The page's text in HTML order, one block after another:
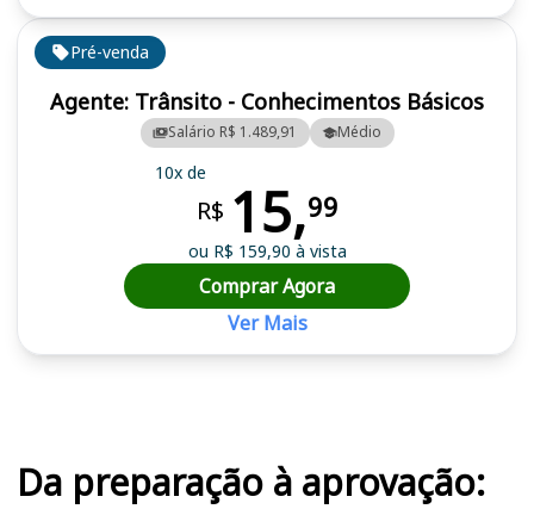
Pré-venda
Agente: Trânsito - Conhecimentos Básicos
Salário R$ 1.489,91 Médio
10x de
R$ 15,99
ou R$ 159,90 à vista
Comprar Agora
Ver Mais
Da preparação à aprovação: